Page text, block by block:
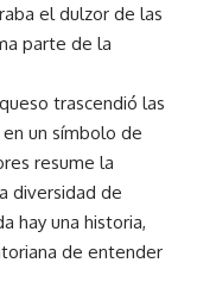
el dulzor de las
parte de la
trascendió las
un símbolo de
resume la
diversidad de
hay una historia,
de entender